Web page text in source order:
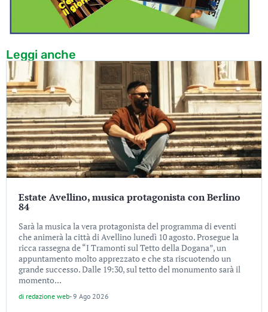
Leggi anche
Estate Avellino, musica protagonista con Berlino
84
Sarà la musica la vera protagonista del programma di eventi
che animerà la città di Avellino lunedì 10 agosto. Prosegue la
ricca rassegna de “I Tramonti sul Tetto della Dogana”, un
appuntamento molto apprezzato e che sta riscuotendo un
grande successo. Dalle 19:30, sul tetto del monumento sarà il
momento...
di redazione web-9 Ago 2026